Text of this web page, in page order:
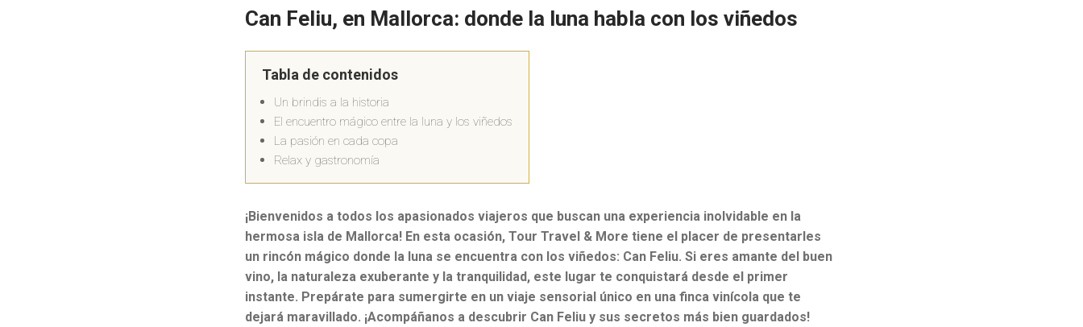
Can Feliu, en Mallorca: donde la luna habla con los viñedos
Tabla de contenidos
Un brindis a la historia
El encuentro mágico entre la luna y los viñedos
La pasión en cada copa
Relax y gastronomía
¡Bienvenidos a todos los apasionados viajeros que buscan una experiencia inolvidable en la
hermosa isla de Mallorca! En esta ocasión, Tour Travel & More tiene el placer de presentarles
un rincón mágico donde la luna se encuentra con los viñedos: Can Feliu. Si eres amante del buen
vino, la naturaleza exuberante y la tranquilidad, este lugar te conquistará desde el primer
instante. Prepárate para sumergirte en un viaje sensorial único en una finca vinícola que te
dejará maravillado. ¡Acompáñanos a descubrir Can Feliu y sus secretos más bien guardados!